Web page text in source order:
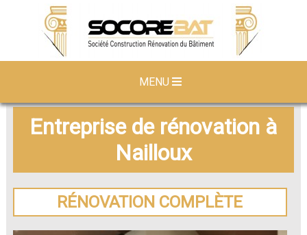
MENU
Entreprise de rénovation à
Nailloux
RÉNOVATION COMPLÈTE